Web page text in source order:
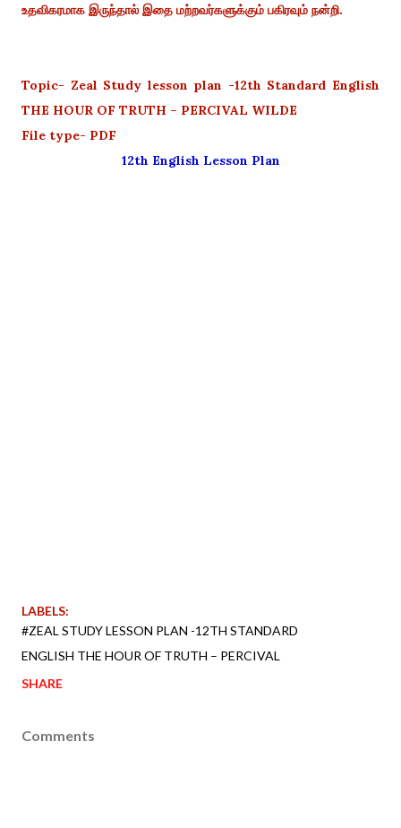
உதவிகரமாக இருந்தால் இதை மற்றவர்களுக்கும் பகிரவும் நன்றி.
Topic- Zeal Study lesson plan -12th Standard English
THE HOUR OF TRUTH – PERCIVAL WILDE
File type- PDF
12th English Lesson Plan
LABELS:
#ZEAL STUDY LESSON PLAN -12TH STANDARD
ENGLISH THE HOUR OF TRUTH – PERCIVAL
SHARE
Comments